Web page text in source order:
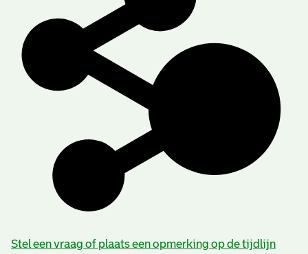
Stel een vraag of plaats een opmerking op de tijdlijn